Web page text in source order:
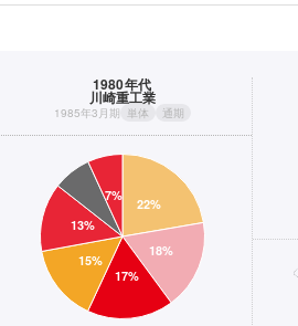
1980年代
川崎重工業
1985年3月期 単体 通期